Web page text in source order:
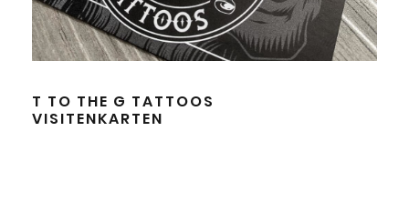
T TO THE G TATTOOS
VISITENKARTEN